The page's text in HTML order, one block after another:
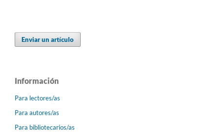
Enviar un artículo
Información
Para lectores/as
Para autores/as
Para bibliotecarios/as